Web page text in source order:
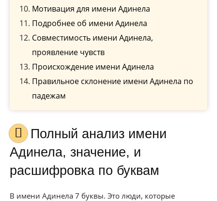
Мотивация для имени Адинела
Подробнее об имени Адинела
Совместимость имени Адинела,
проявление чувств
Происхождение имени Адинела
Правильное склонение имени Адинела по
падежам
Полный анализ имени
Адинела, значение, и
расшифровка по буквам
В имени Адинела 7 буквы. Это люди, которые